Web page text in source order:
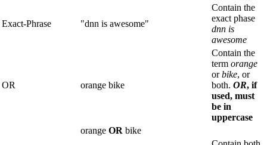
Exact-Phrase "dnn is awesome"
Contain the
exact phase
dnn is
awesome
OR orange bike
Contain the
term orange
orbike, or
both. OR, if
used, must
be in
uppercase
orange OR bike